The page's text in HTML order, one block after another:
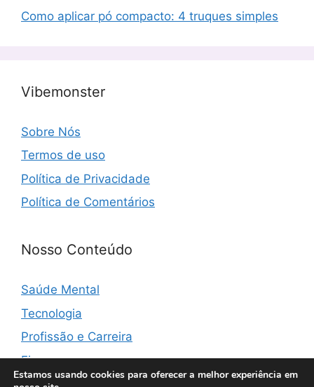
Como aplicar pó compacto: 4 truques simples
Vibemonster
Sobre Nós
Termos de uso
Política de Privacidade
Política de Comentários
Nosso Conteúdo
Saúde Mental
Tecnologia
Profissão e Carreira
Finanças
Estamos usando cookies para oferecer a melhor experiência em